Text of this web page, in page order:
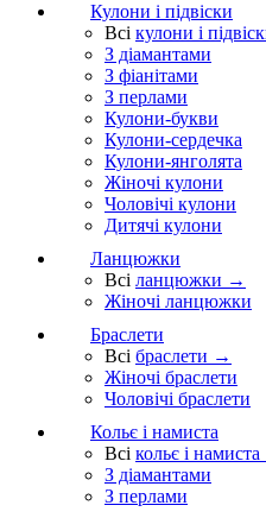
Кулони і підвіски
Всі кулони і
З діамантами
З фіанітами
З перлами
Кулони-букви
Кулони-сердечка
Кулони-янголята
Жіночі кулони
Чоловічі кулони
Дитячі кулони
Ланцюжки
Всі ланцюжки →
Жіночі ланцюжки
Браслети
Всі браслети →
Жіночі браслети
Чоловічі браслети
Кольє і намиста
Всі кольє і
З діамантами
З перлами